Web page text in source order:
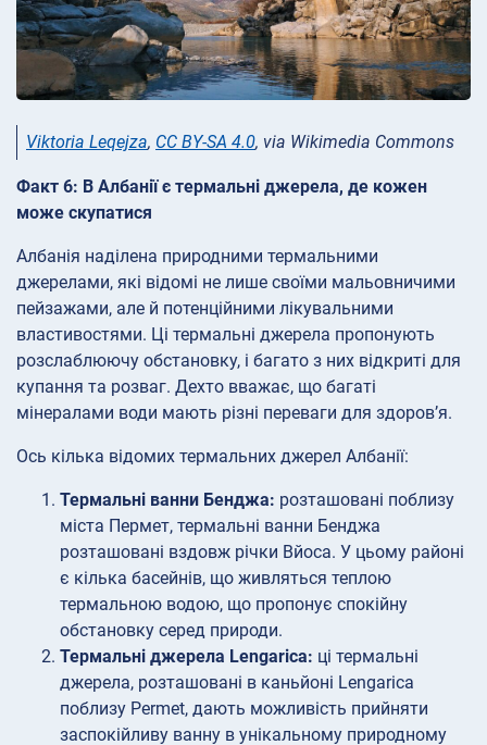
Viktoria Leqejza, CC BY-SA 4.0, via Wikimedia Commons
Факт 6: В Албанії є термальні джерела, де кожен
може скупатися
Албанія наділена природними термальними
джерелами, які відомі не лише своїми мальовничими
пейзажами, але й потенційними лікувальними
властивостями. Ці термальні джерела пропонують
розслаблюючу обстановку, і багато з них відкриті для
купання та розваг. Дехто вважає, що багаті
мінералами води мають різні переваги для здоров’я.
Ось кілька відомих термальних джерел Албанії:
Термальні ванни Бенджа: розташовані поблизу
міста Пермет, термальні ванни Бенджа
розташовані вздовж річки Вйоса. У цьому районі
є кілька басейнів, що живляться теплою
термальною водою, що пропонує спокійну
обстановку серед природи.
Термальні джерела Lengarica: ці термальні
джерела, розташовані в каньйоні Lengarica
поблизу Permet, дають можливість прийняти
заспокійливу ванну в унікальному природному